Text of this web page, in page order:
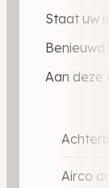
Staat uw
Aan deze
Airco